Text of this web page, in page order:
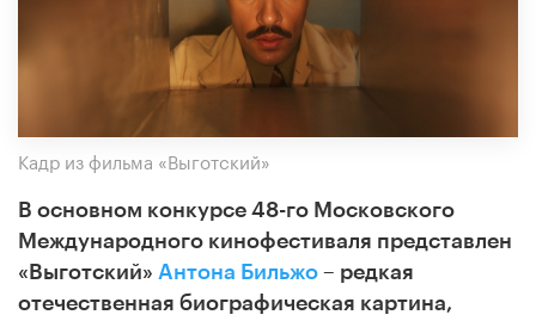
Кадр из фильма «Выготский»
В основном конкурсе 48-го Московского
Международного кинофестиваля представлен
«Выготский» Антона Бильжо – редкая
отечественная биографическая картина,